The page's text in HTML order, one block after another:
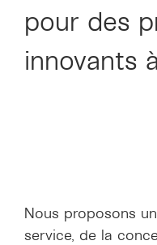
pour des
innovants
Nous proposons
service, de la